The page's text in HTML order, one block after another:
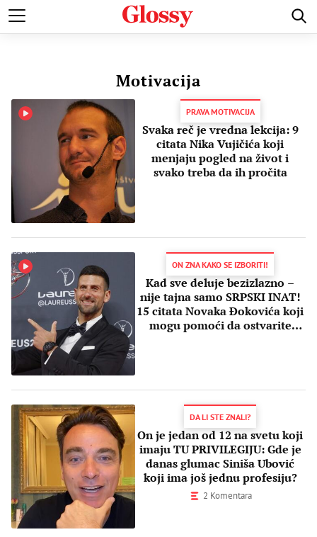
POZNATI MODA I LEPOTA ZDRAVI I SREĆNI LJUBAV
Motivacija
PRAVA MOTIVACIJA
Svaka reč je vredna lekcija: 9
citata Nika Vujičića koji
menjaju pogled na život i
svako treba da ih pročita
ON ZNA KAKO SE IZBORITI!
Kad sve deluje bezizlazno –
nije tajna samo SRPSKI INAT!
15 citata Novaka Đokovića koji
mogu pomoći da ostvarite
DA LI STE ZNALI?
On je jedan od 12 na svetu koji
imaju TU PRIVILEGIJU: Gde je
danas glumac Siniša Ubović
koji ima još jednu profesiju?
2 Komentara